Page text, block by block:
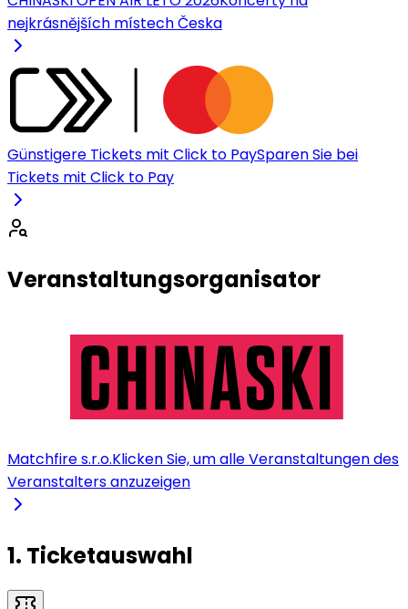
nejkrásnějších místech Česka
Günstigere Tickets mit Click to PaySparen Sie bei
Tickets mit Click to Pay
Veranstaltungsorganisator
Matchfire s.r.o.Klicken Sie, um alle Veranstaltungen des
Veranstalters anzuzeigen
1. Ticketauswahl